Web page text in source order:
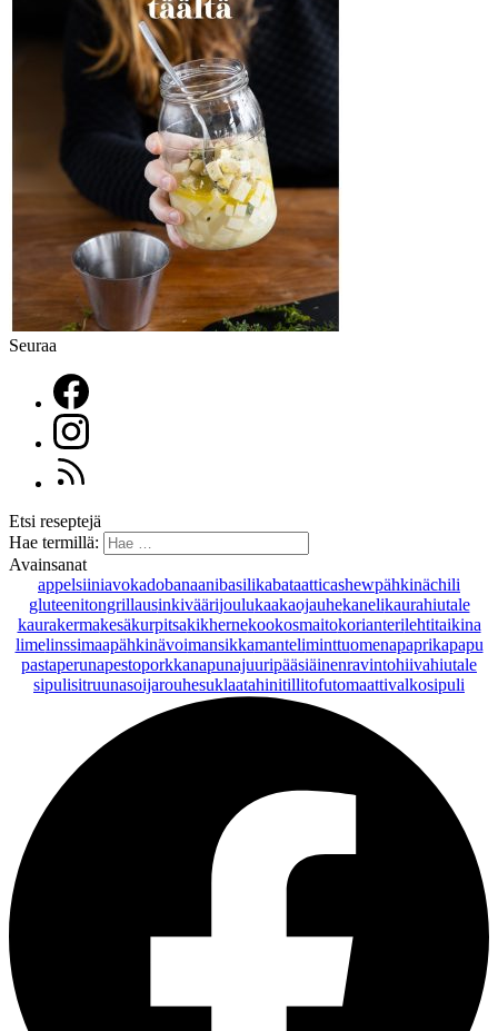
Seuraa
Etsi reseptejä
Hae termillä:
Avainsanat
appelsiiniavokadobanaanibasilikabataatticashewpähkinächili
gluteenitongrillausinkiväärijoulukaakaojauhekanelikaurahiutale
kaurakermakesäkurpitsakikhernekookosmaitokorianterilehtitaikina
limelinssimaapähkinävoimansikkamanteliminttuomenapaprikapapu
pastaperunapestoporkkanapunajuuripääsiäinenravintohiivahiutale
sipulisitruunasoijarouhesuklaatahinitillitofutomaattivalkosipuli